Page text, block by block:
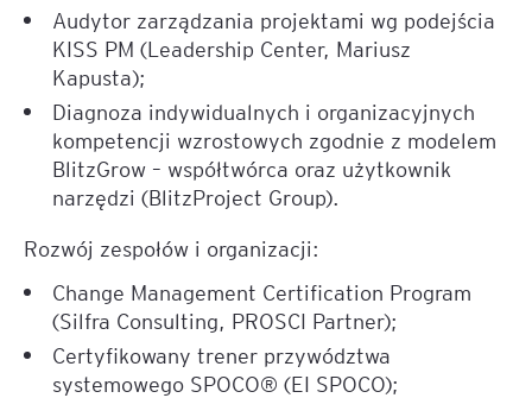
Audytor zarządzania projektami wg podejścia
KISS PM (Leadership Center, Mariusz
Kapusta);
Diagnoza indywidualnych i organizacyjnych
kompetencji wzrostowych zgodnie z modelem
BlitzGrow – współtwórca oraz użytkownik
narzędzi (BlitzProject Group).
Rozwój zespołów i organizacji:
Change Management Certification Program
(Silfra Consulting, PROSCI Partner);
Certyfikowany trener przywództwa
systemowego SPOCO® (EI SPOCO);